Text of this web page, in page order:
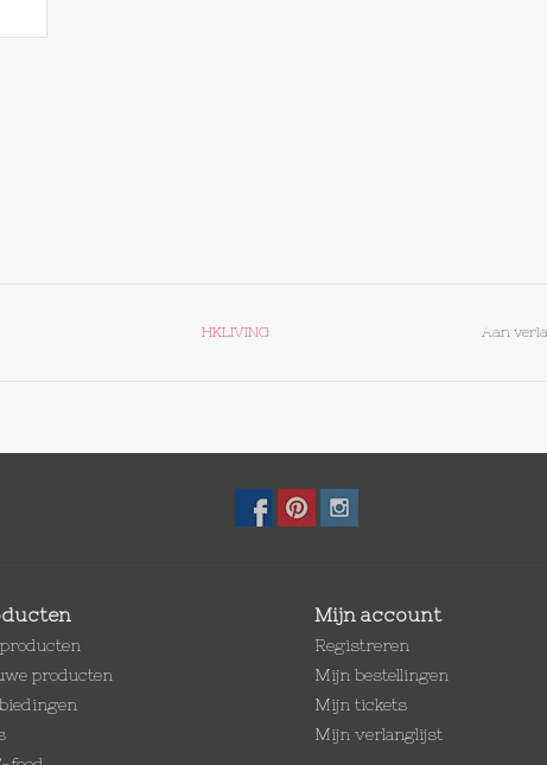
HKLIVING Aan
producten
Mijn account
Registreren
Mijn bestellingen
Mijn tickets
Mijn verlanglijst